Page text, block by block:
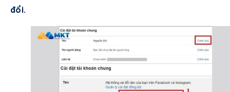
đổi.